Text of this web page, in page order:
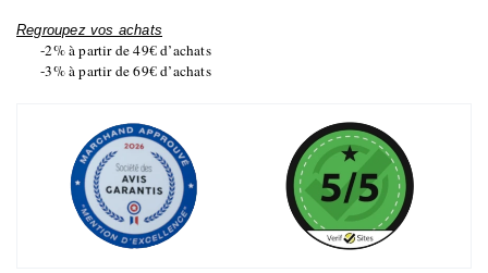
Regroupez vos achats
-2% à partir de 49€ d’achats
-3% à partir de 69€ d’achats